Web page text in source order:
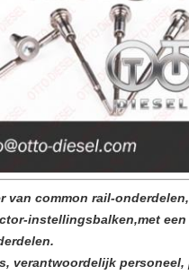
common rail-
instellingsbalken,met
verantwoordelijk